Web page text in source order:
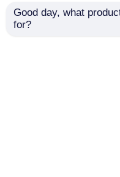
Good day, what
for?